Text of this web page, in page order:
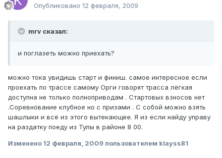
Опубликовано 12 февраля, 2009
mrv сказал:
и поглазеть можно приехать?
можно тока увидишь старт и финиш. самое интересное если
проехать по трассе самому Орги говорят трасса лёгкая
доступна не только полноприводам . Стартовых взносов нет
.Соревнование клубное но с призами . С собой можно взять
шашлыки и всё из этого вытекающее. Я из если найду управу
на раздатку поеду из Тулы в районе 8 00.
Изменено 12 февраля, 2009 пользователем klayss81